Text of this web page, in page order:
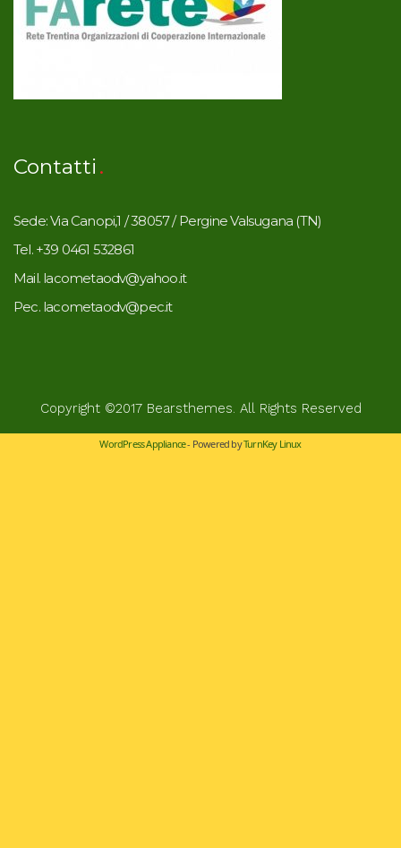
Contatti
Sede: Via Canopi,1 / 38057 / Pergine Valsugana (TN)
Tel. +39 0461 532861
Mail. lacometaodv@yahoo.it
Pec. lacometaodv@pec.it
Copyright ©2017 Bearsthemes. All Rights Reserved
WordPress Appliance- Powered byTurnKey Linux